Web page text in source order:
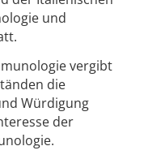
und
vergibt
die
Würdigung
der